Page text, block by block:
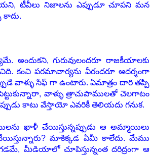
టీవీలు నిజాలను ఎప్పుడూ చూపని మన
కాదు.
గురువులందరూ రాజకీయాలకు
కంచి పరమాచార్యను వీరందరూ ఆదర్శంగా
వాళ్ళు సేఫ్ గా ఉంటారు. ఏమాత్రం దారి తప్పి
వాళ్ళు త్రాచుపాములతో చెలగాటం
కాటు వేస్తాయో ఎవరికీ తెలియదు గనుక.
ఖాళీ చేయిస్తున్నప్పుడు ఆ అమ్మాయిలు
మాకిక్కడ ఏమీ కాలేదు. మేము
మీడియాలో చూపిస్తున్నంత దరిద్రంగా ఆ